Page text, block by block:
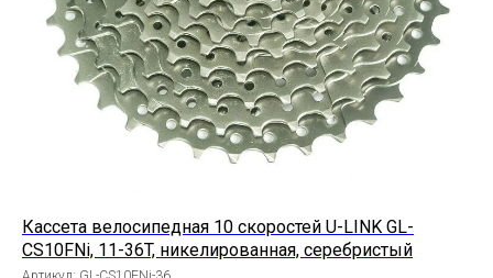
Кассета велосипедная 10 скоростей U-LINK GL-
CS10FNi, 11-36T, никелированная, серебристый